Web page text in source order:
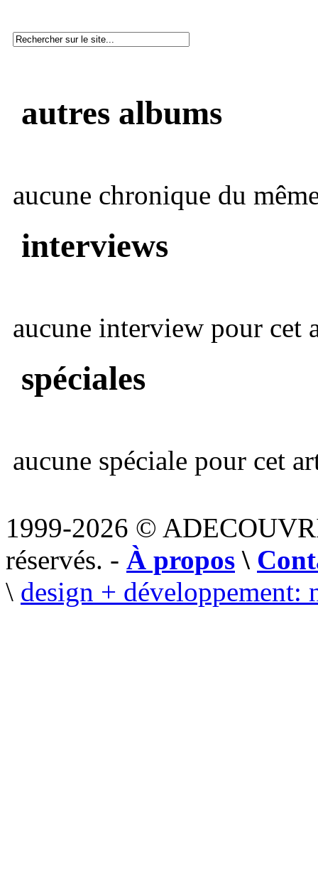
autres albums
aucune chronique du
interviews
aucune interview pour cet
spéciales
aucune spéciale pour cet
1999-2026 ©
réservés. - À propos \
\ design + développement: